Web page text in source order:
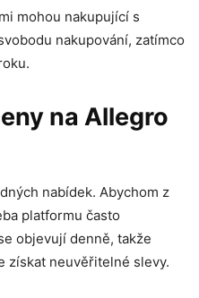
mohou nakupující s
nakupování, zatímco
na Allegro
nabídek. Abychom z
platformu často
objevují denně, takže
získat neuvěřitelné slevy.